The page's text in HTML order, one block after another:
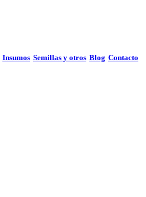
Insumos Semillas y otros Blog Contacto